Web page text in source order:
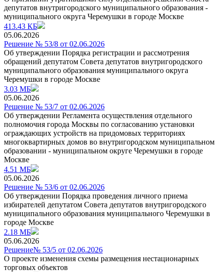
депутатов внутригородского муниципального образования -
муниципального округа Черемушки в городе Москве
413.43 КБ
05.06.2026
Решение № 53/8 от 02.06.2026
Об утверждении Порядка регистрации и рассмотрения
обращений депутатом Совета депутатов внутригородского
муниципального образования муниципального округа
Черемушки в городе Москве
3.03 МБ
05.06.2026
Решение № 53/7 от 02.06.2026
Об утверждении Регламента осуществления отдельного
полномочия города Москвы по coгласованию установки
ограждающих устройств на придомовых территориях
многоквартирных домов во внутригородском муниципальном
образовании - муниципальном округе Черемушки в городе
Москве
4.51 МБ
05.06.2026
Решение № 53/6 от 02.06.2026
Об утверждении Порядка проведения личного приема
избирателей депутатом Совета депутатов внутригородского
муниципального образования муниципального Черемушки в
городе Москве
2.18 МБ
05.06.2026
Решение№ 53/5 от 02.06.2026
О проекте изменения схемы размещения нестационарных
торговых объектов